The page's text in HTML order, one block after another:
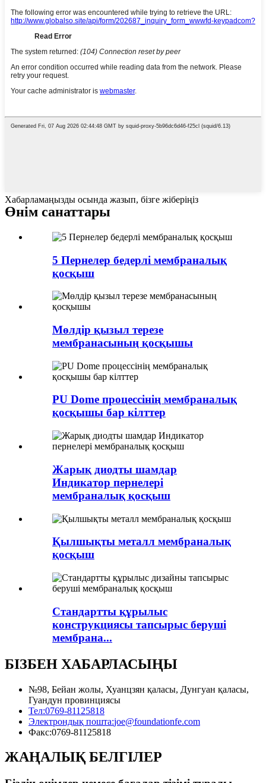
Хабарламаңызды осында жазып, бізге жіберіңіз
Өнім санаттары
5 Пернелер бедерлі мембраналық
қосқыш
Мөлдір қызыл терезе
мембранасының қосқышы
PU Dome процессінің мембраналық
қосқышы бар кілттер
Жарық диодты шамдар
Индикатор пернелері
мембраналық қосқыш
Қылшықты металл мембраналық
қосқыш
Стандартты құрылыс
конструкциясы тапсырыс беруші
мембрана...
БІЗБЕН ХАБАРЛАСЫҢЫ
№98, Бейан жолы, Хуанцзян қаласы, Дунгуан қаласы,
Гуандун провинциясы
Тел:0769-81125818
Электрондық пошта:joe@foundationfe.com
Факс:0769-81125818
ЖАҢАЛЫҚ БЕЛГІЛЕР